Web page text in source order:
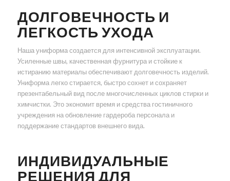
ДОЛГОВЕЧНОСТЬ И
ЛЕГКОСТЬ УХОДА
Наша униформа создается для интенсивной эксплуатации.
Усиленные швы, качественная фурнитура и стойкие к
истиранию материалы обеспечивают долговечность изделий.
Униформа легко стирается, быстро сохнет и сохраняет
презентабельный вид после многочисленных циклов стирки и
химчистки. Это экономит время и средства гостиничного
учреждения на обновление гардероба персонала и
поддержание стандартов внешнего вида.
ИНДИВИДУАЛЬНЫЕ
РЕШЕНИЯ ДЛЯ